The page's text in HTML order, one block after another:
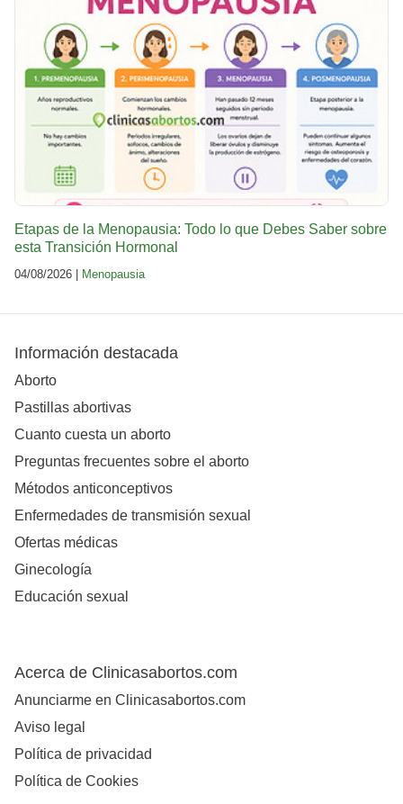
Etapas de la Menopausia: Todo lo que Debes Saber sobre
esta Transición Hormonal
04/08/2026 | Menopausia
Información destacada
Aborto
Pastillas abortivas
Cuanto cuesta un aborto
Preguntas frecuentes sobre el aborto
Métodos anticonceptivos
Enfermedades de transmisión sexual
Ofertas médicas
Ginecología
Educación sexual
Acerca de Clinicasabortos.com
Anunciarme en Clinicasabortos.com
Aviso legal
Política de privacidad
Política de Cookies